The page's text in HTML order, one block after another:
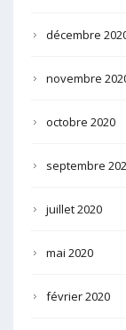
décembre
novembre
octobre 2020
septembre
juillet 2020
mai 2020
février 2020